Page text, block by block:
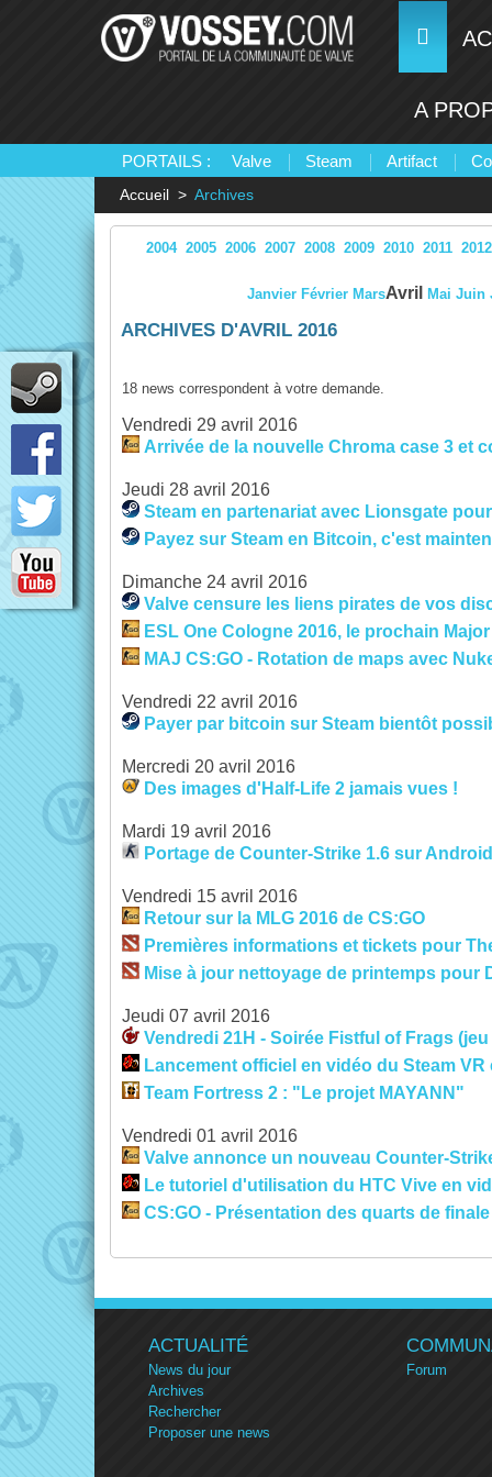
PORTAILS : Valve Steam Artifact
A
Accueil Archives
2004 2005 2006 2007 2008 2009 2010 2011 2012
Janvier Février MarsAvril Mai Juin
ARCHIVES D'AVRIL 2016
18 news correspondent à votre demande.
Vendredi 29 avril 2016
Arrivée de la nouvelle Chroma case 3 et
Jeudi 28 avril 2016
Steam en partenariat avec Lionsgate
Payez sur Steam en Bitcoin, c'est
Dimanche 24 avril 2016
Valve censure les liens pirates de vos
ESL One Cologne 2016, le prochain
MAJ CS:GO - Rotation de maps avec
Vendredi 22 avril 2016
Payer par bitcoin sur Steam bientôt
Mercredi 20 avril 2016
Des images d'Half-Life 2 jamais vues !
Mardi 19 avril 2016
Portage de Counter-Strike 1.6 sur
Vendredi 15 avril 2016
Retour sur la MLG 2016 de CS:GO
Premières informations et tickets pour
Mise à jour nettoyage de printemps pour
Jeudi 07 avril 2016
Vendredi 21H - Soirée Fistful of Frags
Lancement officiel en vidéo du Steam VR
Team Fortress 2 : "Le projet MAYANN"
Vendredi 01 avril 2016
Valve annonce un nouveau Counter-
Le tutoriel d'utilisation du HTC Vive en
CS:GO - Présentation des quarts de
ACTUALITÉ
News du jour
Archives
Rechercher
Proposer une news
Forum